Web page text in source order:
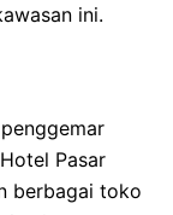
ini.
Pasar
berbagai toko